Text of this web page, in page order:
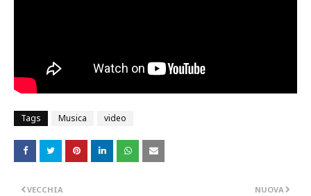
Tags Musica video
NUOVA
VECCHIA